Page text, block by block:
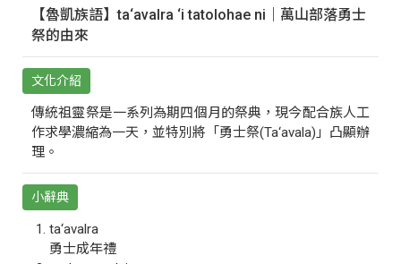
【魯凱族語】ta‘avalra ‘i tatolohae ni｜萬山部落勇士
祭的由來
文化介紹
傳統祖靈祭是一系列為期四個月的祭典，現今配合族人工
作求學濃縮為一天，並特別將「勇士祭(Ta‘avala)」凸顯辦
理。
小辭典
ta‘avalra
勇士成年禮